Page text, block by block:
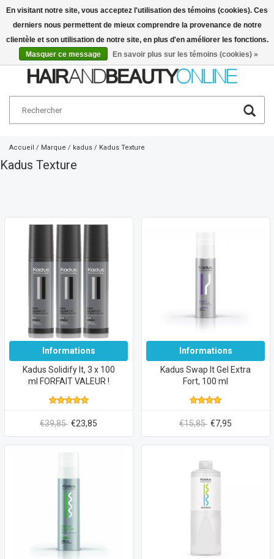
Français
Accueil / Marque / kadus / Kadus Texture
Kadus Texture
Informations
Kadus Solidify It, 3 x 100
ml FORFAIT VALEUR !
€39,85 €23,85
Informations
Kadus Swap It Gel Extra
Fort, 100 ml
€15,85 €7,95
En visitant notre site, vous acceptez l'utilisation des témoins (cookies). Ces
derniers nous permettent de mieux comprendre la provenance de notre
clientèle et son utilisation de notre site, en plus d'en améliorer les fonctions.
Masquer ce message
En savoir plus sur les témoins (cookies) »